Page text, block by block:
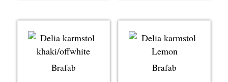
Brafab Brafab